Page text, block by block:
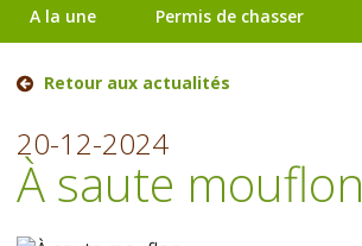
A la une Permis de chasser
Retour aux actualités
20-12-2024
À saute mouflon